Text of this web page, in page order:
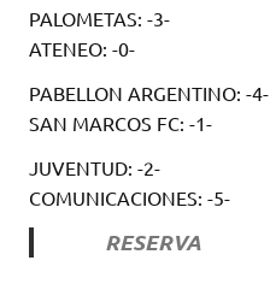
PALOMETAS: -3-
ATENEO: -0-
PABELLON ARGENTINO: -4-
SAN MARCOS FC: -1-
JUVENTUD: -2-
COMUNICACIONES: -5-
RESERVA